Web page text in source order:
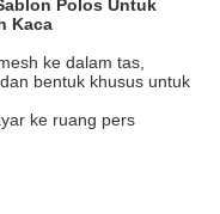
Polos Untuk
Kaca
ke dalam tas,
bentuk khusus untuk
ke ruang pers